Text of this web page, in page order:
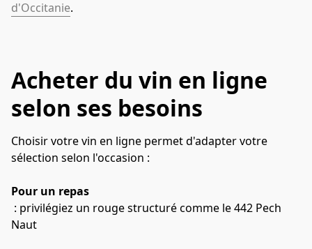
d'Occitanie.
Acheter du vin en ligne
selon ses besoins
Choisir votre vin en ligne permet d'adapter votre
sélection selon l'occasion :
Pour un repas
: privilégiez un rouge structuré comme le 442 Pech
Naut